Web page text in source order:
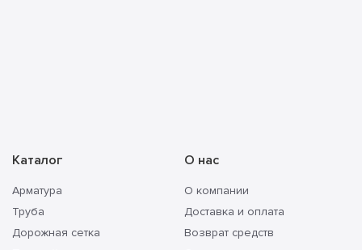
Каталог
Арматура
Труба
Дорожная сетка
О нас
О компании
Доставка и оплата
Возврат средств